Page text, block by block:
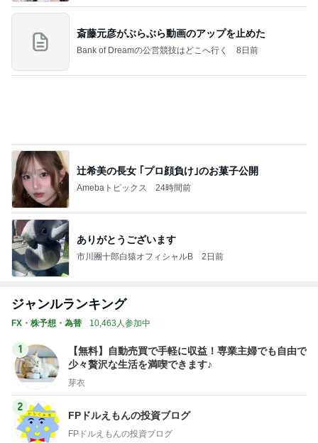
斎藤元彦がぶらぶら動画のアップを止めた
Bank of Dreamの公営競技はどこへ行く 8日前
辻希美の長女 ｢プロ顔負け｣のお菓子公開
Amebaトピックス 24時間前
ありがとうございます
市川團十郎白猿オフィシャルB 2日前
ジャンルランキング
FX・株予想・為替 10,463人参加中
1
【無料】自動売買で手軽に収益！専業主婦でも自由で
少々贅沢な生活を満喫できます♪
芽衣
2
FPドルえもんの投資ブログ
FPドルえもんの投資ブログ